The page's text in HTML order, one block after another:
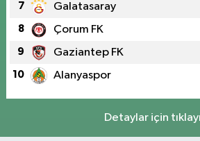
7 Galatasaray
8 Çorum FK
9 Gaziantep FK
10 Alanyaspor
Detaylar için